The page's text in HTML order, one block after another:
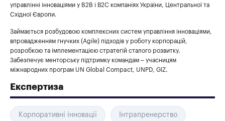
управлінні інноваціями у B2B і В2С компаніях України, Центральної та
Східної Європи.
Займається розбудовою комплексних систем управління інноваціями,
впровадженням гнучких (Agile) підходів у роботу корпорацій,
розробкою та імплементацією стратегій сталого розвитку.
Забезпечує менторську підтримку командам – учасницям
міжнародних програм UN Global Compact, UNPD, GIZ.
Експертиза
Корпоративні інновації Інтрапренерство